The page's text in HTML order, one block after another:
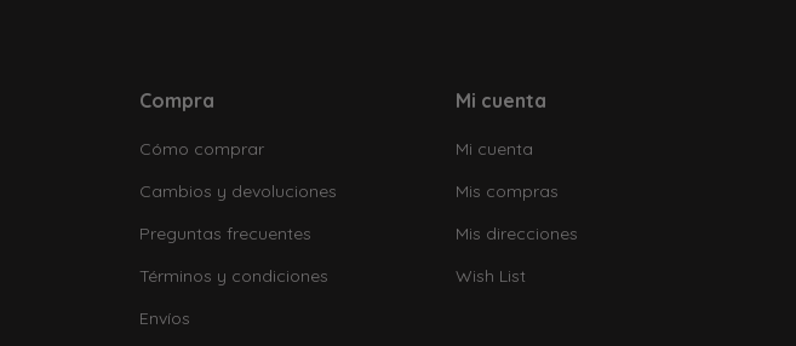
Compra
Cómo comprar
Cambios y devoluciones
Preguntas frecuentes
Términos y condiciones
Envíos
Mi cuenta
Mi cuenta
Mis compras
Mis direcciones
Wish List